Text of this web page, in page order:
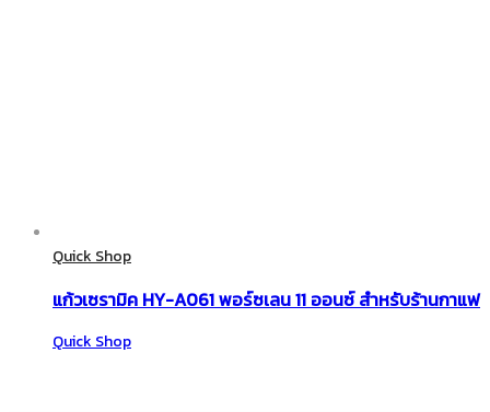
Quick Shop
แก้วเซรามิค HY-A061 พอร์ซเลน 11 ออนซ์ สำหรับร้านกาแฟ
Quick Shop